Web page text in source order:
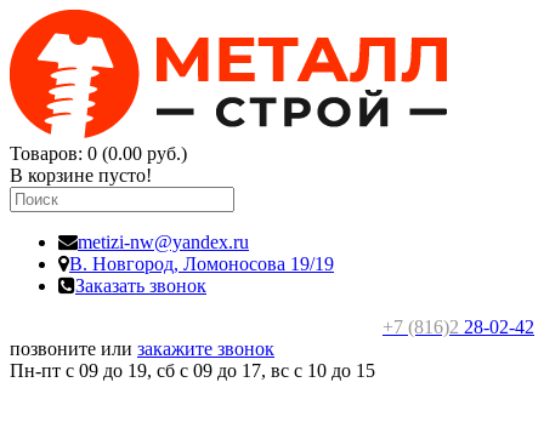
Товаров: 0 (0.00 руб.)
В корзине пусто!
metizi-nw@yandex.ru
В. Новгород, Ломоносова 19/19
Заказать звонок
+7 (816)2 28-02-42
позвоните или закажите звонок
Пн-пт с 09 до 19, сб с 09 до 17, вс c 10 до 15